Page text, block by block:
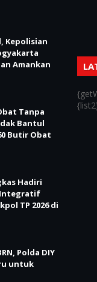
Kepolisian
Amankan
Tanpa
Bantul
Butir Obat
Hadiri
Integratif
TP 2026 di
Polda DIY
untuk